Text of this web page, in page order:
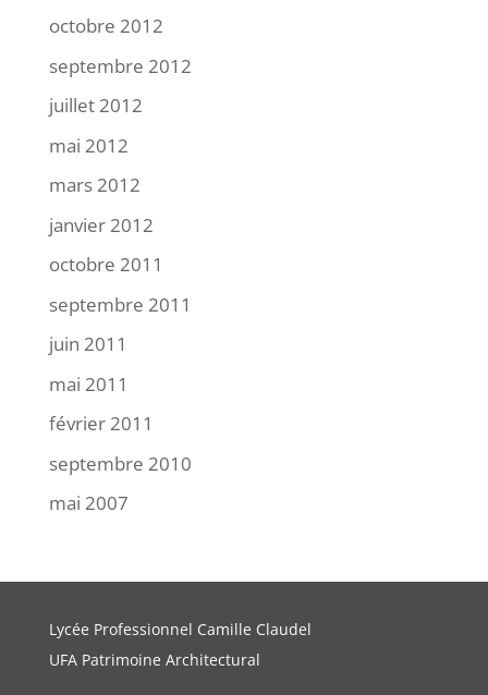
octobre 2012
septembre 2012
juillet 2012
mai 2012
mars 2012
janvier 2012
octobre 2011
septembre 2011
juin 2011
mai 2011
février 2011
septembre 2010
mai 2007
Lycée Professionnel Camille Claudel
UFA Patrimoine Architectural